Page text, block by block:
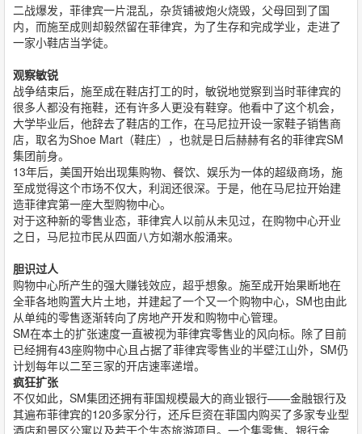
二战爆发，菲律宾一片混乱，杂货铺被炮火烧毁，父母回到了国
内，而施至成则却毅然留在菲律宾，为了生存和完成学业，走进了
一家小鞋店当学徒。
观察敏锐
战争结束后，施至成在鞋店打工的时，敏锐地觉察到当时菲律宾的
很多人都没有拖鞋，还有许多人更没有鞋穿。他看中了这个机会，
大学毕业后，他辞去了鞋店的工作，在马尼拉开设一家鞋子销售商
店，取名为Shoe Mart（鞋庄），也就是日后赫赫有名的菲律宾SM
集团前身。
13年后，美国开始出现集购物、餐饮、娱乐为一体的超级商场，施
至成觉得这个市场不仅大，利润还很深。于是，他在马尼拉开始建
造菲律宾第一座大型购物中心。
对于这种新的零售业态，菲律宾人以前从未见过，在购物中心开业
之日，马尼拉市民从四面八方如潮水般涌来。
胆识过人
购物中心所产生的强大赚钱效应，超乎想象。施至成开始果断地在
全菲各地购置大片土地，并建起了一个又一个购物中心，SM也由此
从单纯的零售逐渐转向了房地产开发和购物中心管理。
SM在本土的扩张速度一直被视为菲律宾零售业的风向标。除了目前
已经拥有43座购物中心且占据了菲律宾零售业的半壁江山外，SM仍
计划每年以二至三家的开店速率递增。
疯狂扩张
不仅如此，SM集团还拥有菲国规模最大的商业银行——金融银行及
其遍布菲律宾的120多家分行，还斥巨资在菲国内购买了多家专业型
酒店和景区公寓以及若干个生态旅游项目。一个集零售、银行金